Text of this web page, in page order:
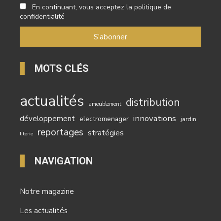
En continuant, vous acceptez la politique de
confidentialité
MOTS CLÉS
actualités ameublement distribution
développement electromenager innovations jardin
literie reportages stratégies
NAVIGATION
Notre magazine
Les actualités